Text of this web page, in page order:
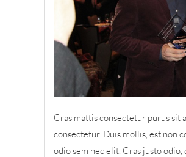
Cras mattis consectetur purus sit
consectetur. Duis mollis, est non
odio sem nec elit. Cras justo odio,